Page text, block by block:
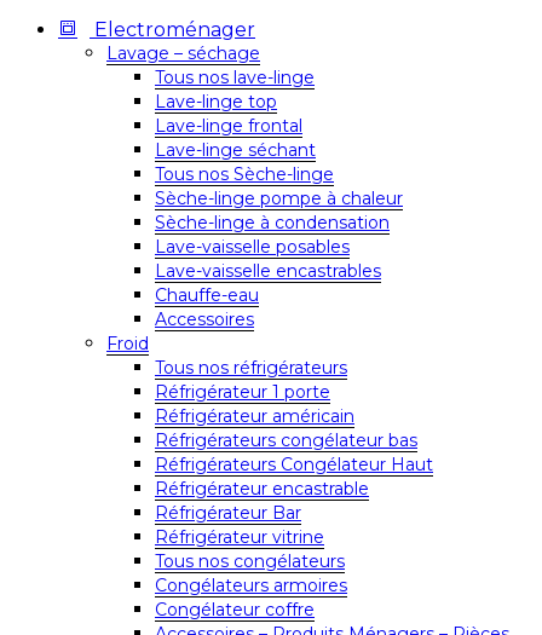
Electroménager
Lavage – séchage
Tous nos lave-linge
Lave-linge top
Lave-linge frontal
Lave-linge séchant
Tous nos Sèche-linge
Sèche-linge pompe à chaleur
Sèche-linge à condensation
Lave-vaisselle posables
Lave-vaisselle encastrables
Chauffe-eau
Accessoires
Froid
Tous nos réfrigérateurs
Réfrigérateur 1 porte
Réfrigérateur américain
Réfrigérateurs congélateur bas
Réfrigérateurs Congélateur Haut
Réfrigérateur encastrable
Réfrigérateur Bar
Réfrigérateur vitrine
Tous nos congélateurs
Congélateurs armoires
Congélateur coffre